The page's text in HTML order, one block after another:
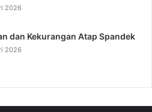
2026
dan Kekurangan Atap Spandek
2026